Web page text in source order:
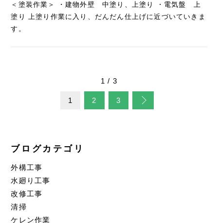
＜塗装作業＞ ・建物外壁 中塗り、上塗り ・電気盤 上
塗り 上塗り作業に入り、だんだん仕上げに近づいていきま
す。
1 / 3
1 2 3
ブログカテゴリ
外構工事
水廻り工事
改修工事
清掃
ケレン作業